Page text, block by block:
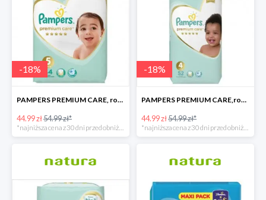
-18%
PAMPERS PREMIUM CARE, rozmiar 5, 44 pieluszki, 11kg-16kg
44.99 zł54.99 zł*
*najniższa cena z 30 dni przed obniżką
-18%
PAMPERS PREMIUM CARE,rozmiar 4, 52 pieluszki 9kg-14kg
44.99 zł54.99 zł*
*najniższa cena z 30 dni przed obniżką